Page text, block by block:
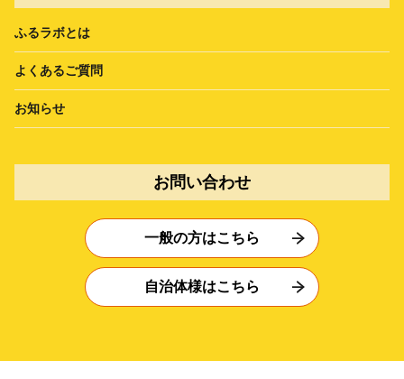
ふるラボとは
よくあるご質問
お知らせ
お問い合わせ
一般の方はこちら
自治体様はこちら